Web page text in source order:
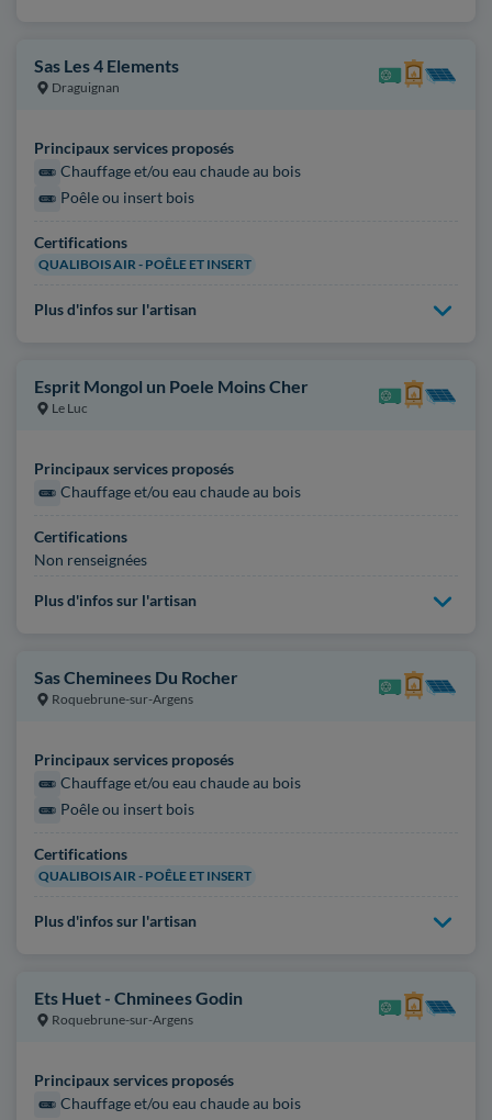
Sas Les 4 Elements
Draguignan
Principaux services proposés
Chauffage et/ou eau chaude au bois
Poêle ou insert bois
Certifications
QUALIBOIS AIR - POÊLE ET INSERT
Plus d'infos sur l'artisan
Esprit Mongol un Poele Moins Cher
Le Luc
Principaux services proposés
Chauffage et/ou eau chaude au bois
Certifications
Non renseignées
Plus d'infos sur l'artisan
Sas Cheminees Du Rocher
Roquebrune-sur-Argens
Principaux services proposés
Chauffage et/ou eau chaude au bois
Poêle ou insert bois
Certifications
QUALIBOIS AIR - POÊLE ET INSERT
Plus d'infos sur l'artisan
Ets Huet - Chminees Godin
Roquebrune-sur-Argens
Principaux services proposés
Chauffage et/ou eau chaude au bois